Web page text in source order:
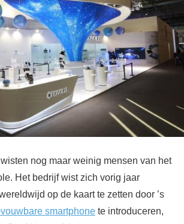
nog maar weinig mensen van het
Het bedrijf wist zich vorig jaar
op de kaart te zetten door ’s
smartphone te introduceren,